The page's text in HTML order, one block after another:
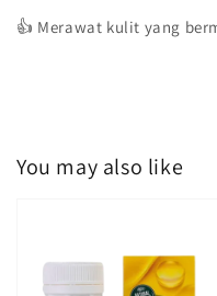
👍 Merawat kulit yang
You may also like